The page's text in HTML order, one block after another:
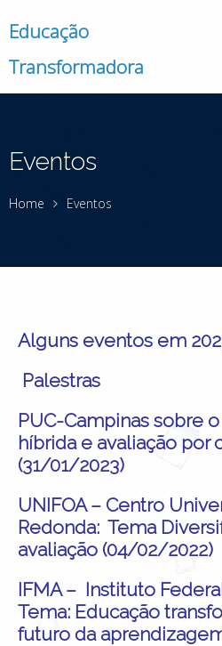
Educação
Transformadora
Eventos
Home Eventos
Alguns eventos em
Palestras
PUC-Campinas sobre
híbrida e avaliação por
(31/01/2023)
UNIFOA – Centro
Redonda: Tema
avaliação (04/02/2022)
IFMA – Instituto
Tema: Educação
futuro da